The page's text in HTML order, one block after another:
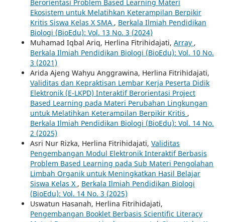
Berorientasi Problem Based Learning Materi
Ekosistem untuk Melatihkan Keterampilan Berpikir
Kritis Siswa Kelas X SMA , Berkala Ilmiah Pendidikan
Biologi (BioEdu): Vol. 13 No. 3 (2024)
Muhamad Iqbal Ariq, Herlina Fitrihidajati, Array ,
Berkala Ilmiah Pendidikan Biologi (BioEdu): Vol. 10 No.
3 (2021)
Arida Ajeng Wahyu Anggrawina, Herlina Fitrihidajati,
Validitas dan Kepraktisan Lembar Kerja Peserta Didik
Elektronik (E-LKPD) Interaktif Berorientasi Project
Based Learning pada Materi Perubahan Lingkungan
untuk Melatihkan Keterampilan Berpikir Kritis ,
Berkala Ilmiah Pendidikan Biologi (BioEdu): Vol. 14 No.
2 (2025)
Asri Nur Rizka, Herlina Fitrihidajati, Validitas
Pengembangan Modul Elektronik Interaktif Berbasis
Problem Based Learning pada Sub Materi Pengolahan
Limbah Organik untuk Meningkatkan Hasil Belajar
Siswa Kelas X , Berkala Ilmiah Pendidikan Biologi
(BioEdu): Vol. 14 No. 3 (2025)
Uswatun Hasanah, Herlina Fitrihidajati,
Pengembangan Booklet Berbasis Scientific Literacy